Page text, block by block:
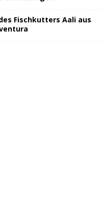
Fischkutters Aali aus